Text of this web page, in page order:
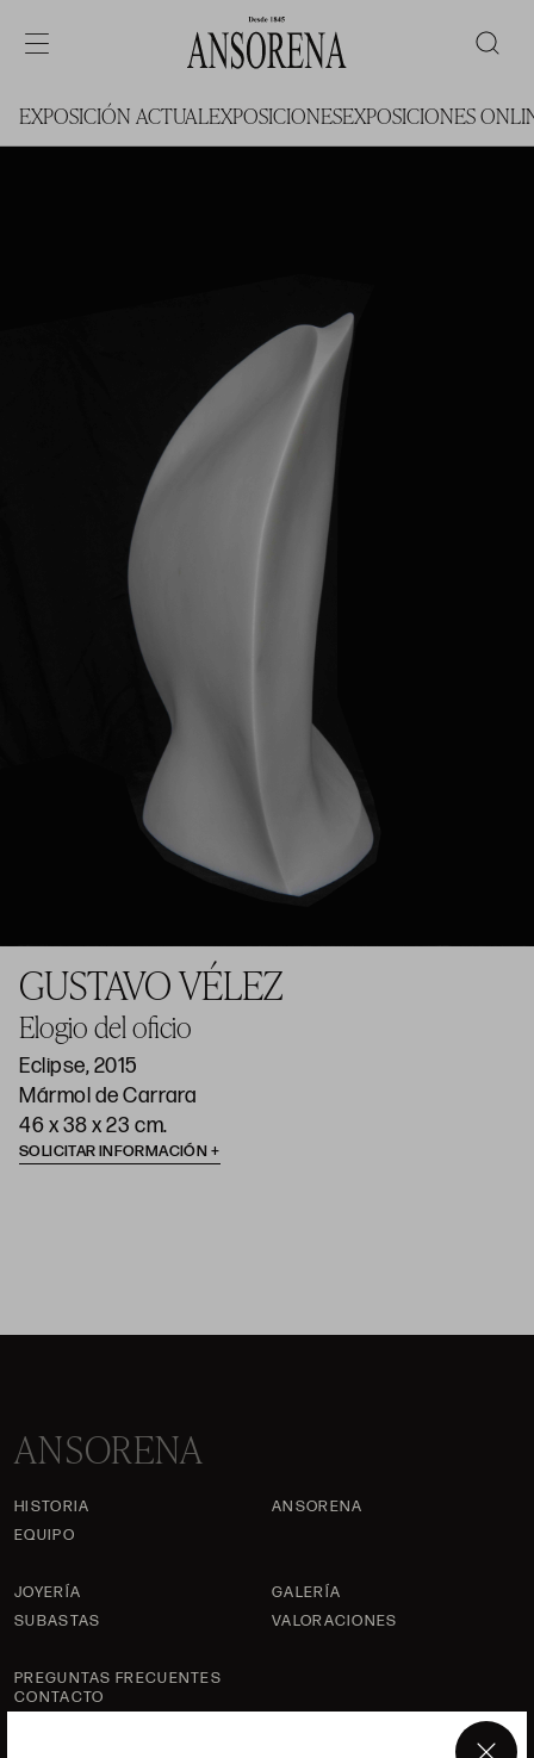
EXPOSICIÓN ACTUALEXPOSICIONESEXPOSICIONES
GUSTAVO VÉLEZ
Elogio del oficio
Eclipse, 2015
Mármol de Carrara
46 x 38 x 23 cm.
SOLICITAR INFORMACIÓN
ANSORENA
HISTORIA
ANSORENA
EQUIPO
JOYERÍA
GALERÍA
SUBASTAS
VALORACIONES
PREGUNTAS FRECUENTES
CONTACTO